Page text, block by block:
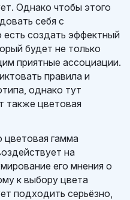
Однако чтобы этого
себя с
создать эффектный
будет не только
приятные ассоциации.
правила и
однако тут
также цветовая
гамма
на
его мнения о
к выбору цвета
подходить серьёзно,